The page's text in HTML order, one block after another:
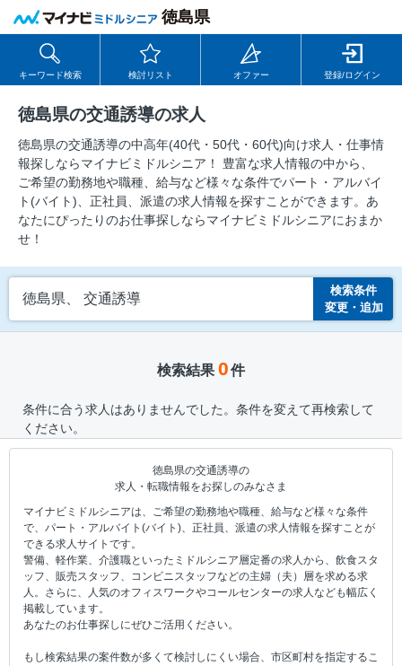
徳島県
キーワード検索 検討リスト オファー 登録/ログイン
徳島県の交通誘導の求人
徳島県の交通誘導の中⾼年(40代・50代・60代)向け求⼈・仕事情
報探しならマイナビミドルシニア！ 豊富な求人情報の中から、
ご希望の勤務地や職種、給与など様々な条件でパート・アルバイ
ト(バイト)、正社員、派遣の求人情報を探すことができます。あ
なたにぴったりのお仕事探しならマイナビミドルシニアにおまか
せ！
徳島県、 交通誘導
検索条件
変更・追加
検索結果 0件
条件に合う求人はありませんでした。条件を変えて再検索して
ください。
徳島県の交通誘導の
求人・転職情報をお探しのみなさま
マイナビミドルシニアは、ご希望の勤務地や職種、給与など様々な条件
で、パート・アルバイト(バイト)、正社員、派遣の求人情報を探すことが
できる求人サイトです。
警備、軽作業、介護職といったミドルシニア層定番の求人から、飲食スタ
ッフ、販売スタッフ、コンビニスタッフなどの主婦（夫）層を求める求
人。さらに、人気のオフィスワークやコールセンターの求人なども幅広く
掲載しています。
あなたのお仕事探しにぜひご活用ください。
もし検索結果の案件数が多くて検討しにくい場合、市区町村を指定するこ